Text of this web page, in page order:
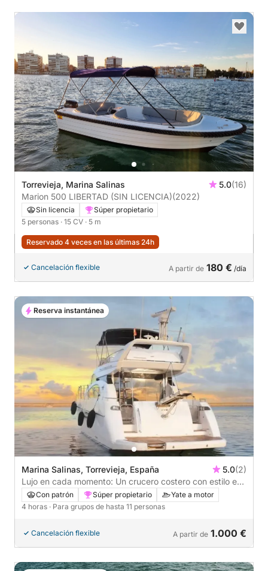
Torrevieja, Marina Salinas 5.0(16)
Marion 500 LIBERTAD (SIN LICENCIA)(2022)
Sin licencia
Súper propietario
5 personas · 15 CV · 5 m
Reservado 4 veces en las últimas 24h
Cancelación flexible A partir de 180 € /día
Marina Salinas, Torrevieja, España 5.0(2)
Lujo en cada momento: Un crucero costero con estilo en
Torrevieja
Con patrón Súper propietario
Yate a motor
4 horas · Para grupos de hasta 11 personas
Cancelación flexible A partir de 1.000 €
Reserva instantánea